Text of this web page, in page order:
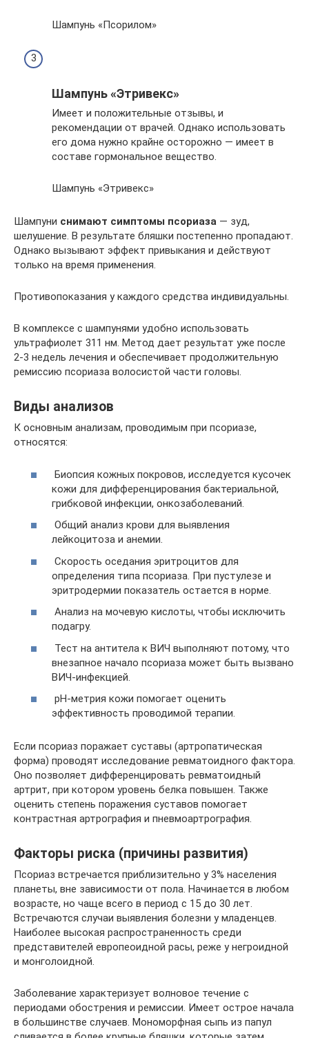
Шампунь «Псорилом»
Шампунь «Этривекс»
Имеет и положительные отзывы, и
рекомендации от врачей. Однако использовать
его дома нужно крайне осторожно — имеет в
составе гормональное вещество.
Шампунь «Этривекс»
Шампуни снимают симптомы псориаза — зуд,
шелушение. В результате бляшки постепенно пропадают.
Однако вызывают эффект привыкания и действуют
только на время применения.
Противопоказания у каждого средства индивидуальны.
В комплексе с шампунями удобно использовать
ультрафиолет 311 нм. Метод дает результат уже после
2-3 недель лечения и обеспечивает продолжительную
ремиссию псориаза волосистой части головы.
Виды анализов
К основным анализам, проводимым при псориазе,
относятся:
Биопсия кожных покровов, исследуется кусочек
кожи для дифференцирования бактериальной,
грибковой инфекции, онкозаболеваний.
Общий анализ крови для выявления
лейкоцитоза и анемии.
Скорость оседания эритроцитов для
определения типа псориаза. При пустулезе и
эритродермии показатель остается в норме.
Анализ на мочевую кислоты, чтобы исключить
подагру.
Тест на антитела к ВИЧ выполняют потому, что
внезапное начало псориаза может быть вызвано
ВИЧ-инфекцией.
pH-метрия кожи помогает оценить
эффективность проводимой терапии.
Если псориаз поражает суставы (артропатическая
форма) проводят исследование ревматоидного фактора.
Оно позволяет дифференцировать ревматоидный
артрит, при котором уровень белка повышен. Также
оценить степень поражения суставов помогает
контрастная артрография и пневмоартрография.
Факторы риска (причины развития)
Псориаз встречается приблизительно у 3% населения
планеты, вне зависимости от пола. Начинается в любом
возрасте, но чаще всего в период с 15 до 30 лет.
Встречаются случаи выявления болезни у младенцев.
Наиболее высокая распространенность среди
представителей европеоидной расы, реже у негроидной
и монголоидной.
Заболевание характеризует волновое течение с
периодами обострения и ремиссии. Имеет острое начала
в большинстве случаев. Мономорфная сыпь из папул